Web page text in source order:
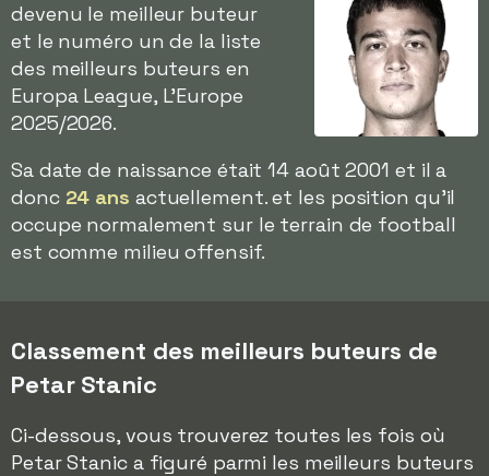
devenu le meilleur buteur
et le numéro un de la liste
des meilleurs buteurs en
Europa League, L'Europe
2025/2026.
Sa date de naissance était 14 août 2001 et il a
donc 24 ans actuellement. et les position qu'il
occupe normalement sur le terrain de football
est comme milieu offensif.
Classement des meilleurs buteurs de
Petar Stanic
Ci-dessous, vous trouverez toutes les fois où
Petar Stanic a figuré parmi les meilleurs buteurs